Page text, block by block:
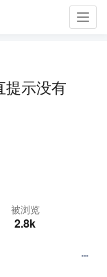
提示没有
被浏览
2.8k